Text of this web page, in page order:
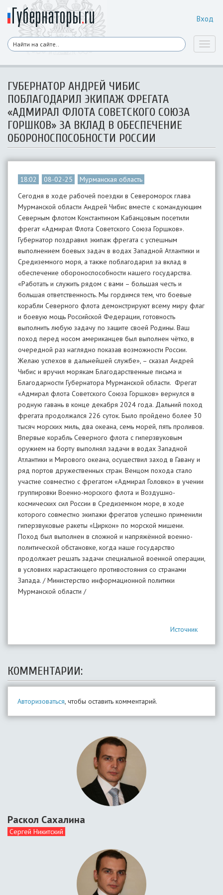
Вход
ГУБЕРНАТОР АНДРЕЙ ЧИБИС
ПОБЛАГОДАРИЛ ЭКИПАЖ ФРЕГАТА
«АДМИРАЛ ФЛОТА СОВЕТСКОГО СОЮЗА
ГОРШКОВ» ЗА ВКЛАД В ОБЕСПЕЧЕНИЕ
ОБОРОНОСПОСОБНОСТИ РОССИИ
18:02 08-02-25
Мурманская область
Сегодня в ходе рабочей поездки в Североморск глава
Мурманской области Андрей Чибис вместе с командующим
Северным флотом Константином Кабанцовым посетили
фрегат «Адмирал Флота Советского Союза Горшков».
Губернатор поздравил экипаж фрегата с успешным
выполнением боевых задач в водах Западной Атлантики и
Средиземного моря, а также поблагодарил за вклад в
обеспечение обороноспособности нашего государства.
«Работать и служить рядом с вами – большая честь и
большая ответственность. Мы гордимся тем, что боевые
корабли Северного флота демонстрируют всему миру флаг
и боевую мощь Российской Федерации, готовность
выполнить любую задачу по защите своей Родины. Ваш
поход перед носом американцев был выполнен чётко, в
очередной раз наглядно показав возможности России.
Желаю успехов в дальнейшей службе», – сказал Андрей
Чибис и вручил морякам Благодарственные письма и
Благодарности Губернатора Мурманской области. Фрегат
«Адмирал флота Советского Союза Горшков» вернулся в
родную гавань в конце декабря 2024 года. Дальний поход
фрегата продолжался 226 суток. Было пройдено более 30
тысяч морских миль, два океана, семь морей, пять проливов.
Впервые корабль Северного флота с гиперзвуковым
оружием на борту выполнял задачи в водах Западной
Атлантики и Мирового океана, осуществил заход в Гавану и
ряд портов дружественных стран. Венцом похода стало
участие совместно с фрегатом «Адмирал Головко» в учении
группировки Военно-морского флота и Воздушно-
космических сил России в Средиземном море, в ходе
которого совместно экипажи фрегатов успешно применили
гиперзвуковые ракеты «Циркон» по морской мишени.
Поход был выполнен в сложной и напряжённой военно-
политической обстановке, когда наше государство
продолжает решать задачи специальной военной операции,
в условиях нарастающего противостояния со странами
Запада. / Министерство информационной политики
Мурманской области /
Источник
КОММЕНТАРИИ:
Авторизоваться, чтобы оставить комментарий.
Раскол Сахалина
Сергей Никитский